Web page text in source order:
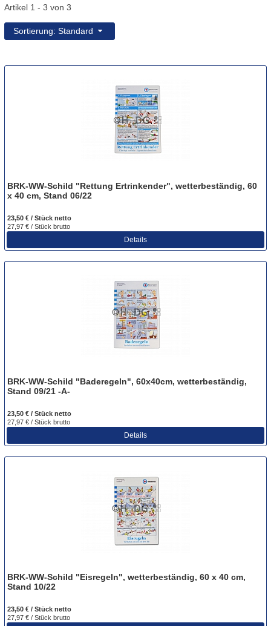
Artikel 1 - 3 von 3
Sortierung: Standard
BRK-WW-Schild "Rettung Ertrinkender", wetterbeständig, 60
x 40 cm, Stand 06/22
23,50 € / Stück netto
27,97 € / Stück brutto
Details
BRK-WW-Schild "Baderegeln", 60x40cm, wetterbeständig,
Stand 09/21 -A-
23,50 € / Stück netto
27,97 € / Stück brutto
Details
BRK-WW-Schild "Eisregeln", wetterbeständig, 60 x 40 cm,
Stand 10/22
23,50 € / Stück netto
27,97 € / Stück brutto